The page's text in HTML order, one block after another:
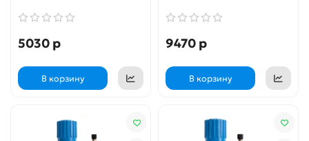
5030 р
В корзину
9470 р
В корзину